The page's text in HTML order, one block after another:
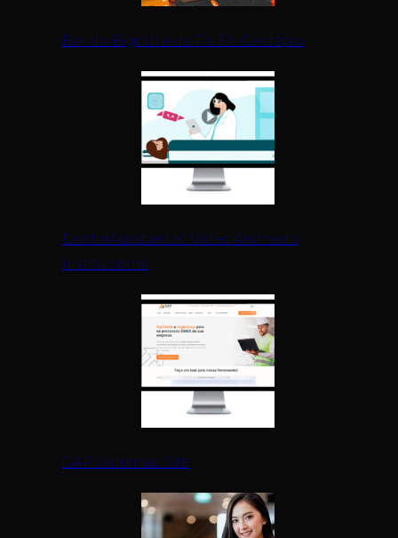
Bar do Bigodi e da Tia Eli: Cardápio
DoctorAssistant.ai: Vídeo Animado
Institucional
GAP Sistemas: Site